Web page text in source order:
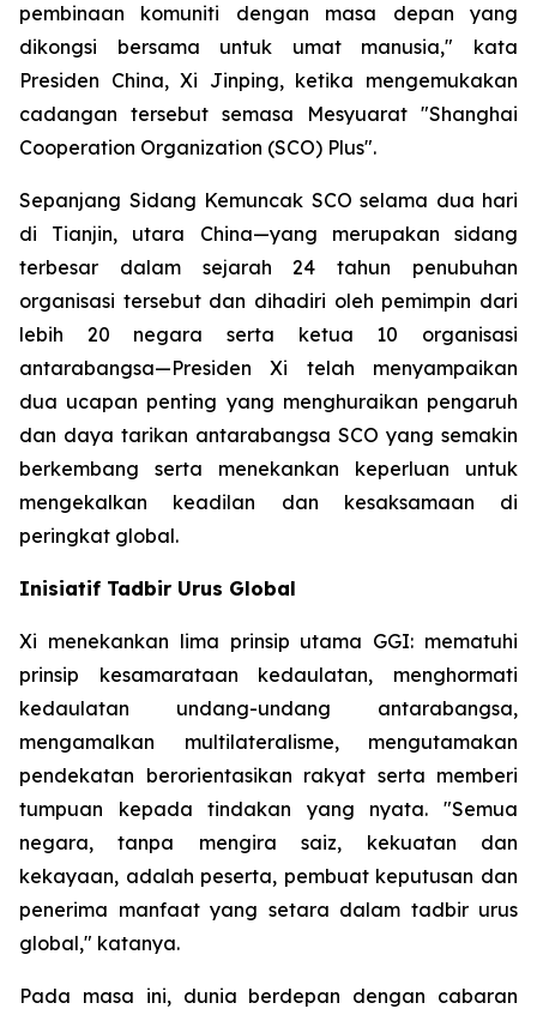
pembinaan komuniti dengan masa depan yang
dikongsi bersama untuk umat manusia," kata
Presiden China, Xi Jinping, ketika mengemukakan
cadangan tersebut semasa Mesyuarat "Shanghai
Cooperation Organization (SCO) Plus".
Sepanjang Sidang Kemuncak SCO selama dua hari
di Tianjin, utara China—yang merupakan sidang
terbesar dalam sejarah 24 tahun penubuhan
organisasi tersebut dan dihadiri oleh pemimpin dari
lebih 20 negara serta ketua 10 organisasi
antarabangsa—Presiden Xi telah menyampaikan
dua ucapan penting yang menghuraikan pengaruh
dan daya tarikan antarabangsa SCO yang semakin
berkembang serta menekankan keperluan untuk
mengekalkan keadilan dan kesaksamaan di
peringkat global.
Inisiatif Tadbir Urus Global
Xi menekankan lima prinsip utama GGI: mematuhi
prinsip kesamarataan kedaulatan, menghormati
kedaulatan undang-undang antarabangsa,
mengamalkan multilateralisme, mengutamakan
pendekatan berorientasikan rakyat serta memberi
tumpuan kepada tindakan yang nyata. "Semua
negara, tanpa mengira saiz, kekuatan dan
kekayaan, adalah peserta, pembuat keputusan dan
penerima manfaat yang setara dalam tadbir urus
global," katanya.
Pada masa ini, dunia berdepan dengan cabaran